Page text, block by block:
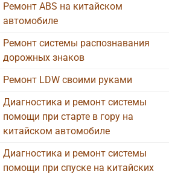
Ремонт ABS на китайском
автомобиле
Ремонт системы распознавания
дорожных знаков
Ремонт LDW своими руками
Диагностика и ремонт системы
помощи при старте в гору на
китайском автомобиле
Диагностика и ремонт системы
помощи при спуске на китайских